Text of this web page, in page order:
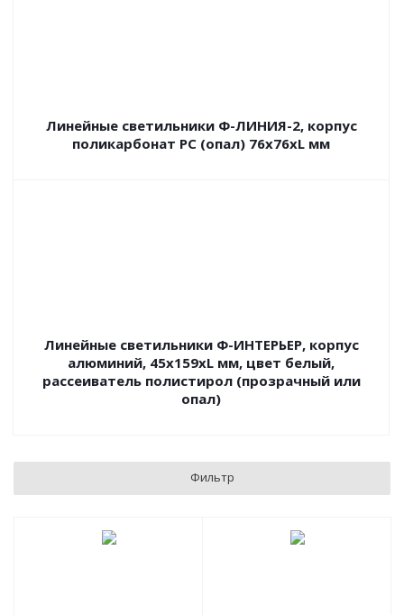
Линейные светильники Ф-ЛИНИЯ-2, корпус
поликарбонат РС (опал) 76х76хL мм
Линейные светильники Ф-ИНТЕРЬЕР, корпус
алюминий, 45х159хL мм, цвет белый,
рассеиватель полистирол (прозрачный или
опал)
Фильтр